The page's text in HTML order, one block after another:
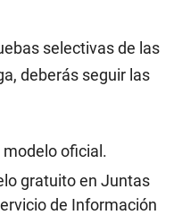
selectivas de las
deberás seguir las
modelo oficial.
gratuito en Juntas
de Información